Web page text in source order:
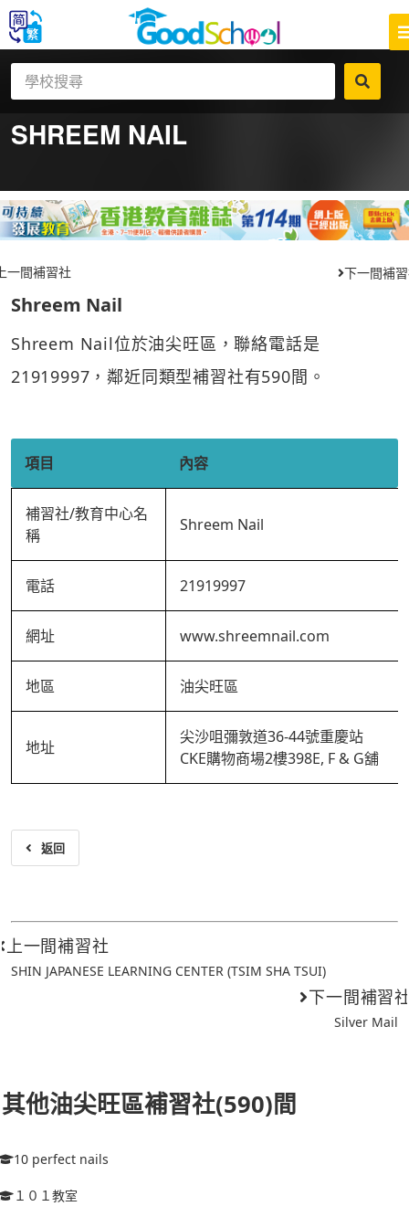
SHREEM NAIL
一間補習社 下一間補
Shreem Nail
Shreem Nail位於油尖旺區，聯絡電話是
21919997，鄰近同類型補習社有590間。
項目 內容
補習社/教育中心名
稱
Shreem Nail
電話 21919997
網址 www.shreemnail.com
地區 油尖旺區
地址
尖沙咀彌敦道36-44號重慶站
CKE購物商場2樓398E, F & G舖
返回
上一間補習社
SHIN JAPANESE LEARNING CENTER (TSIM SHA TSUI)
下一間補習
Silver Mail
其他油尖旺區補習社(590)間
10 perfect nails
１０１教室